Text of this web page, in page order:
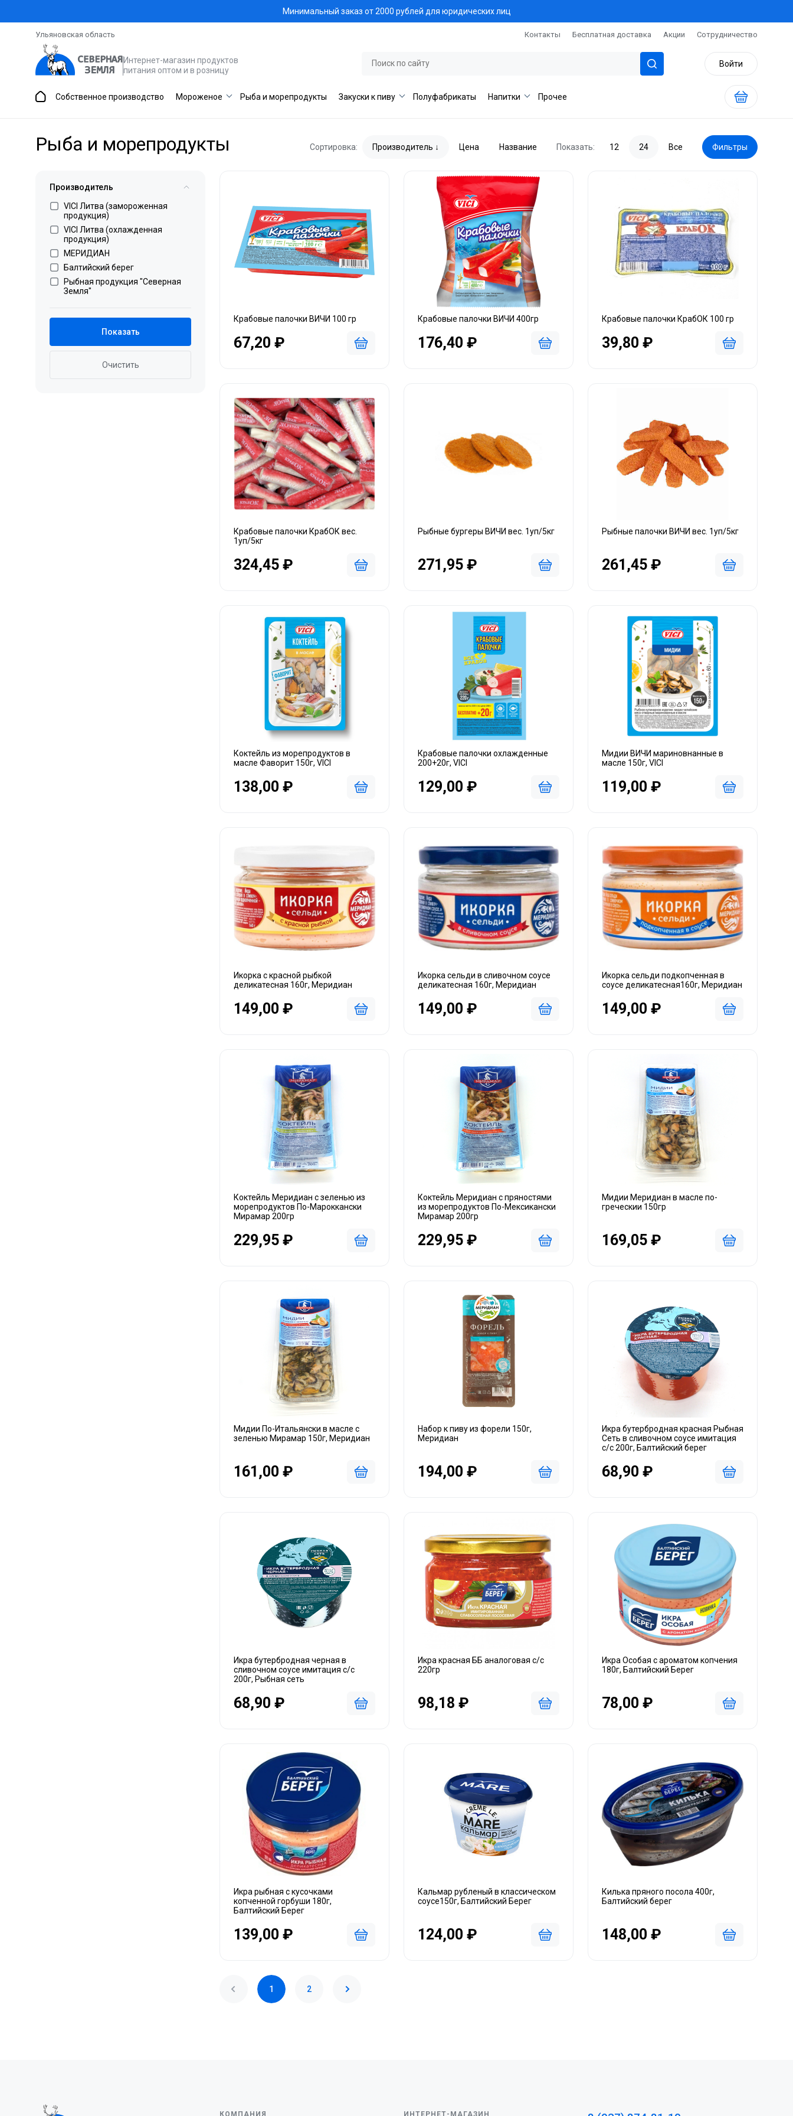
Минимальный заказ от 2000 рублей для юридических лиц
Ульяновская область Контакты Бесплатная доставка Акции Сотрудничество
Интернет-магазин продуктов
питания оптом и в розницу
Войти
Собственное производство Мороженое Рыба и морепродукты Закуски к пиву Полуфабрикаты Напитки Прочее
Рыба и морепродукты Сортировка: Производитель Цена Название Показать: 12 24 Все Фильтры
Производитель
VICI Литва (замороженная
продукция)
VICI Литва (охлажденная
продукция)
МЕРИДИАН
Балтийский берег
Рыбная продукция "Северная
Земля"
Показать
Очистить
Крабовые палочки ВИЧИ 100 гр
67,20 ₽
Крабовые палочки ВИЧИ 400гр
176,40 ₽
Крабовые палочки КрабОК 100 гр
39,80 ₽
Крабовые палочки КрабОК вес.
1уп/5кг
324,45 ₽
Рыбные бургеры ВИЧИ вес. 1уп/5кг
271,95 ₽
Рыбные палочки ВИЧИ вес. 1уп/5кг
261,45 ₽
Коктейль из морепродуктов в
масле Фаворит 150г, VICI
138,00 ₽
Крабовые палочки охлажденные
200+20г, VICI
129,00 ₽
Мидии ВИЧИ мариновнанные в
масле 150г, VICI
119,00 ₽
Икорка с красной рыбкой
деликатесная 160г, Меридиан
149,00 ₽
Икорка сельди в сливочном соусе
деликатесная 160г, Меридиан
149,00 ₽
Икорка сельди подкопченная в
соусе деликатесная160г, Меридиан
149,00 ₽
Коктейль Меридиан с зеленью из
морепродуктов По-Мароккански
Мирамар 200гр
229,95 ₽
Коктейль Меридиан с пряностями
из морепродуктов По-Мексикански
Мирамар 200гр
229,95 ₽
Мидии Меридиан в масле по-
греческии 150гр
169,05 ₽
Мидии По-Итальянски в масле с
зеленью Мирамар 150г, Меридиан
161,00 ₽
Набор к пиву из форели 150г,
Меридиан
194,00 ₽
Икра бутербродная красная Рыбная
Сеть в сливочном соусе имитация
с/с 200г, Балтийский берег
68,90 ₽
Икра бутербродная черная в
сливочном соусе имитация с/с
200г, Рыбная сеть
68,90 ₽
Икра красная ББ аналоговая с/с
220гр
98,18 ₽
Икра Особая с ароматом копчения
180г, Балтийский Берег
78,00 ₽
Икра рыбная с кусочками
копченной горбуши 180г,
Балтийский Берег
139,00 ₽
Кальмар рубленый в классическом
соусе150г, Балтийский Берег
124,00 ₽
Килька пряного посола 400г,
Балтийский берег
148,00 ₽
1 2
КОМПАНИЯ ИНТЕРНЕТ-МАГАЗИН